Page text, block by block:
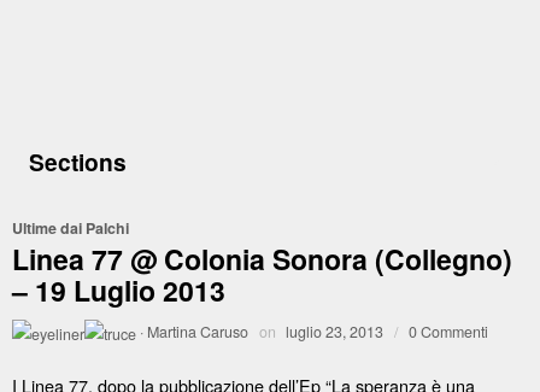
Sections
Ultime dai Palchi
Linea 77 @ Colonia Sonora (Collegno)
– 19 Luglio 2013
· Martina Caruso on luglio 23, 2013 / 0 Commenti
I Linea 77, dopo la pubblicazione dell’Ep “La speranza è una